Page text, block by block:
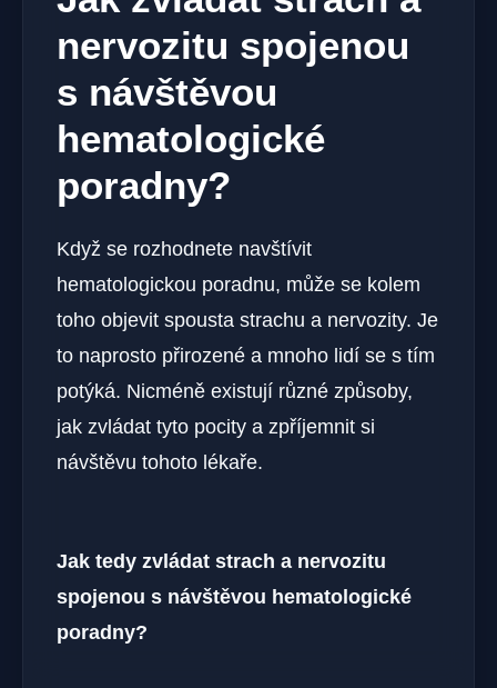
nervozitu spojenou
s návštěvou
hematologické
poradny?
Když se rozhodnete navštívit
hematologickou poradnu, může se kolem
toho objevit spousta strachu a nervozity. Je
to naprosto přirozené a mnoho lidí se s tím
potýká. Nicméně existují různé způsoby,
jak zvládat tyto pocity a zpříjemnit si
návštěvu tohoto lékaře.
Jak tedy zvládat strach a nervozitu
spojenou s návštěvou hematologické
poradny?